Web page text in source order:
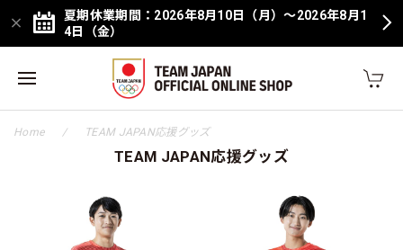
夏期休業期間：2026年8月10日（月）～2026年8月1
4日（金）
Home TEAM JAPAN応援グッズ
TEAM JAPAN応援グッズ